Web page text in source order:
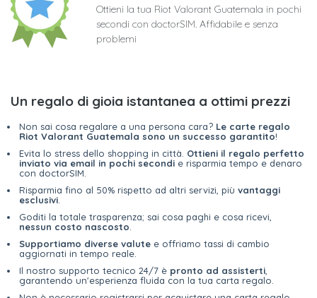
Ottieni la tua Riot Valorant Guatemala in pochi
secondi con doctorSIM. Affidabile e senza
problemi
Un regalo di gioia istantanea a ottimi prezzi
Non sai cosa regalare a una persona cara? Le carte regalo
Riot Valorant Guatemala sono un successo garantito!
Evita lo stress dello shopping in città. Ottieni il regalo perfetto
inviato via email in pochi secondi e risparmia tempo e denaro
con doctorSIM.
Risparmia fino al 50% rispetto ad altri servizi, più vantaggi
esclusivi
Goditi la totale trasparenza; sai cosa paghi e cosa ricevi,
nessun costo nascosto
Supportiamo diverse valute e offriamo tassi di cambio
aggiornati in tempo reale.
Il nostro supporto tecnico 24/7 è pronto ad assisterti
garantendo un'esperienza fluida con la tua carta regalo.